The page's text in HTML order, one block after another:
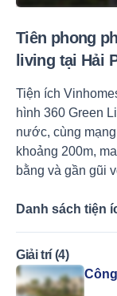
Tiên phong
living tại Hải
Tiện ích
hình 360 Green
nước, cùng
khoảng 200m,
bằng và gần gũi
Danh sách tiện
Giải trí (4)